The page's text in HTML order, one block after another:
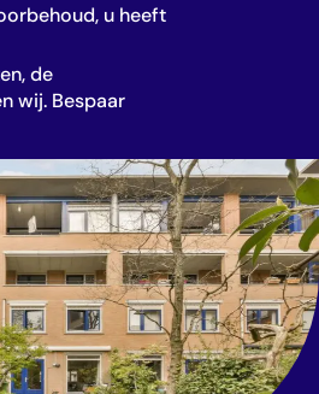
u heeft
de
wij. Bespaar